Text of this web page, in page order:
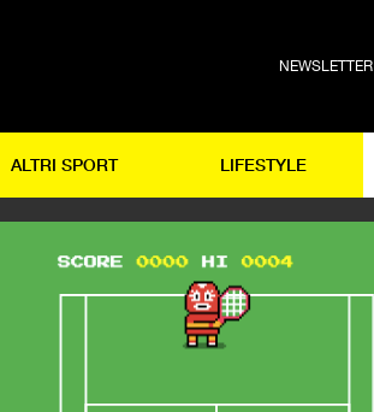
NEWSLETTER
ALTRI SPORT LIFESTYLE